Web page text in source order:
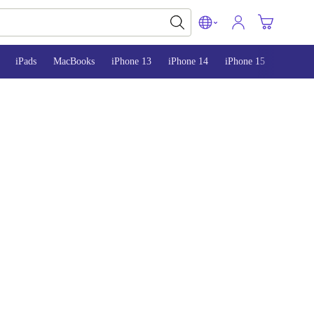
iPads MacBooks iPhone 13 iPhone 14 iPhone 15